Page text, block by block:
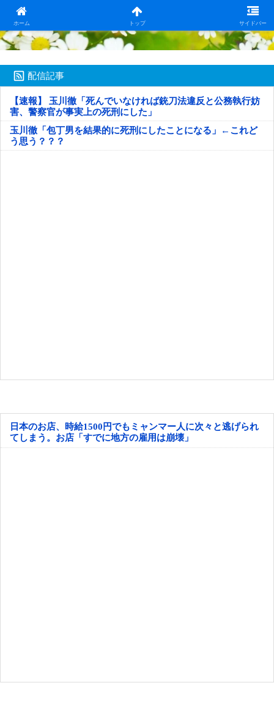
ホーム トップ サイドバー
日本第一！ニュース録
配信記事
【速報】 玉川徹「死んでいなければ銃刀法違反と公務執行妨
害、警察官が事実上の死刑にした」
玉川徹「包丁男を結果的に死刑にしたことになる」←これど
う思う？？？
日本のお店、時給1500円でもミャンマー人に次々と逃げられ
てしまう。お店「すでに地方の雇用は崩壊」